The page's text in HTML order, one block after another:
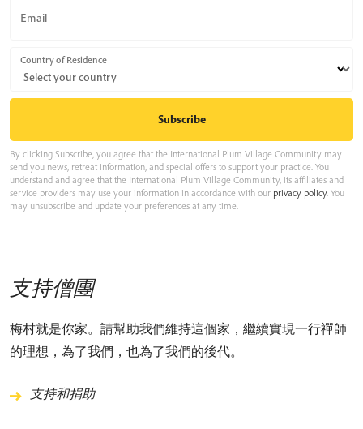
Email
Country of Residence
By clicking Subscribe, you agree that the International Plum Village Community may
send you news, retreat information, and special offers to support your practice. You
understand and agree that the International Plum Village Community, its affiliates and
service providers may use your information in accordance with our privacy policy. You
may unsubscribe and update your preferences at any time.
支持僧團
梅村就是你家。請幫助我們維持這個家，繼續實現一行禪師
的理想，為了我們，也為了我們的後代。
支持和捐助